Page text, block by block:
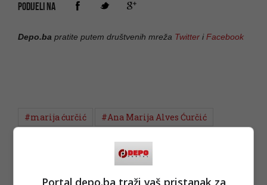
PODIJELI NA
Depo.ba pratite putem društvenih mreža Twitter iFacebook
#marija ćurčić #Ana Marija Alves Ćurčić
Portal depo.ba traži vaš pristanak za